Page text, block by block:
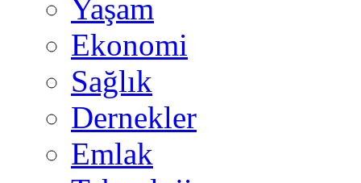
Yaşam
Ekonomi
Sağlık
Dernekler
Emlak